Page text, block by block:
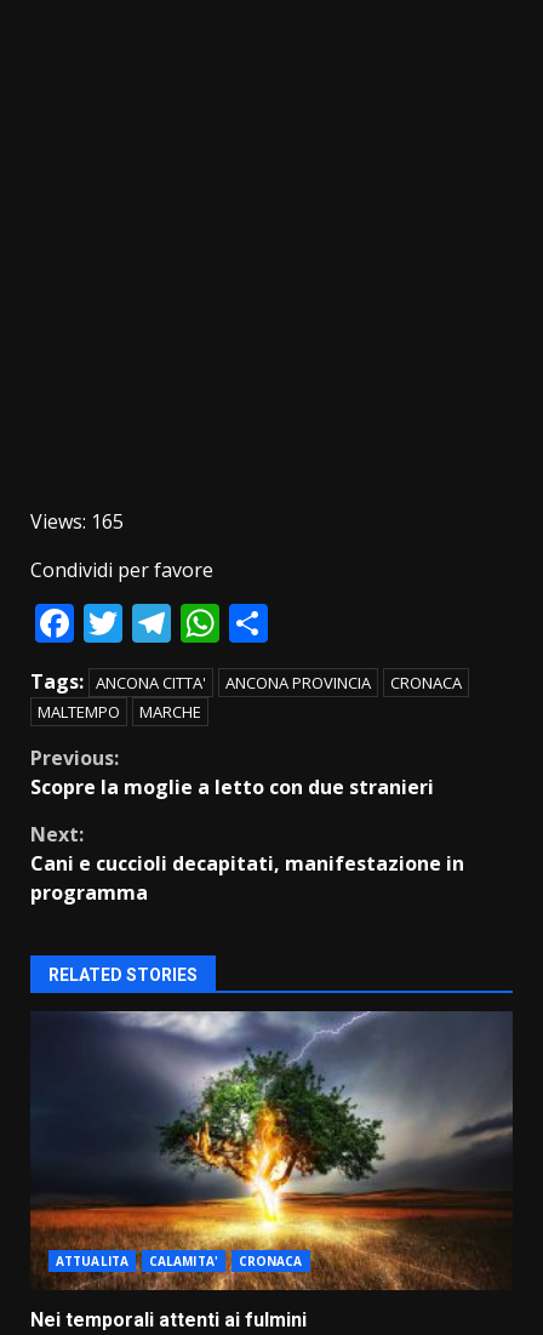
Views: 165
Condividi per favore
Facebook
Twitter
Telegram
WhatsApp
Tags: ANCONA CITTA' ANCONA PROVINCIA
CRONACA
MALTEMPO
MARCHE
Continue
Reading
Previous:
Scopre la moglie a letto con due stranieri
Next:
Cani e cuccioli decapitati, manifestazione in
programma
RELATED STORIES
ATTUALITA CALAMITA' CRONACA
Nei temporali attenti ai fulmini